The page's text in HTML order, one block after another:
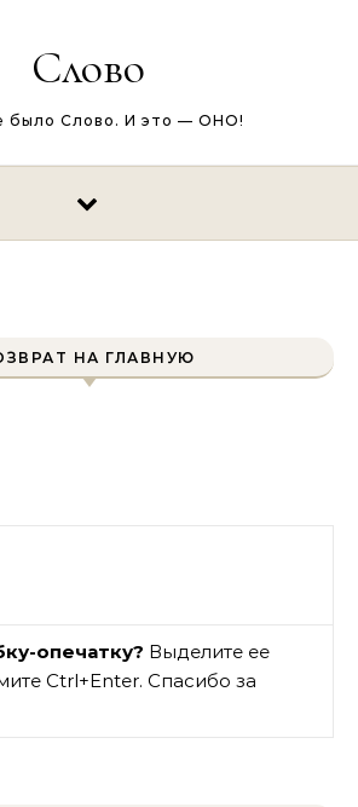
Слово
было Слово. И это — ОНО!
НА ГЛАВНУЮ
опечатку? Выделите ее
Ctrl+Enter. Спасибо за